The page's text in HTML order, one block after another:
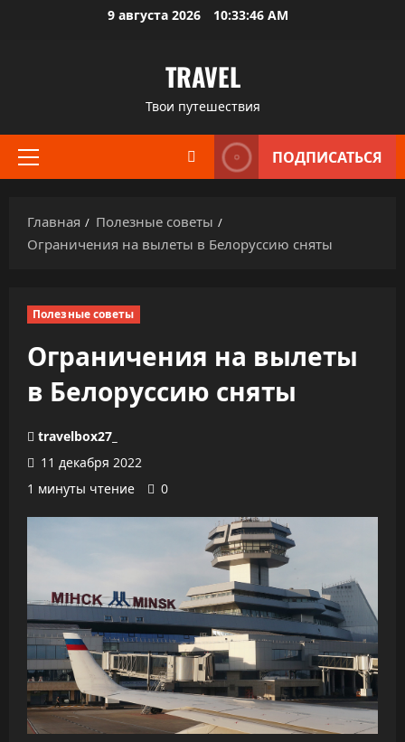
9 августа 2026 10:33:47 AM
TRAVEL
Твои путешествия
Основное
ПОДПИСАТЬСЯ
Главная
Полезные советы
Ограничения на вылеты в Белоруссию сняты
Полезные советы
Ограничения на вылеты
в Белоруссию сняты
travelbox27_
11 декабря 2022
1 минуты чтение
0